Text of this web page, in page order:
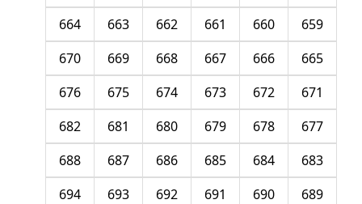
659
660
661
662
663
664
665
666
667
668
669
670
671
672
673
674
675
676
677
678
679
680
681
682
683
684
685
686
687
688
689
690
691
692
693
694